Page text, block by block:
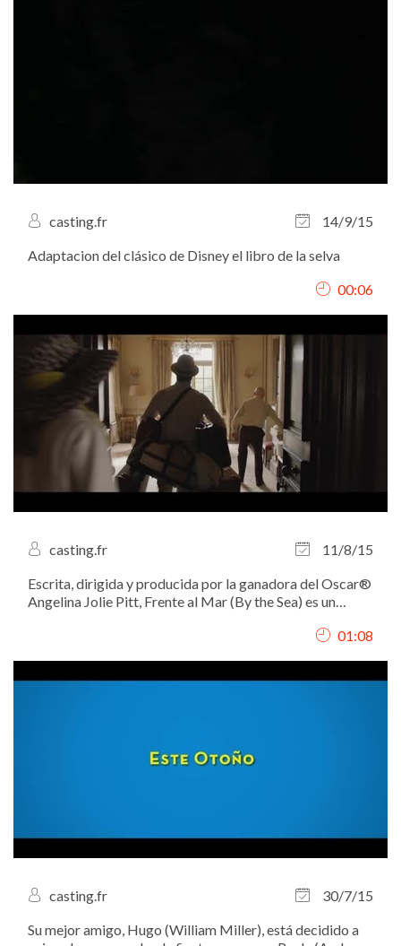
casting.fr
14/9/15
Adaptacion del clásico de Disney el libro de la selva
00:06
casting.fr
11/8/15
Escrita, dirigida y producida por la ganadora del Oscar®
Angelina Jolie Pitt, Frente al Mar (By the Sea) es un
01:08
casting.fr
30/7/15
Su mejor amigo, Hugo (William Miller), está decidido a